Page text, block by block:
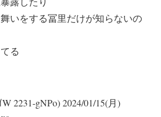
いをする冨里だけが知らないの
る
2231-gNPo)2024/01/15(月)